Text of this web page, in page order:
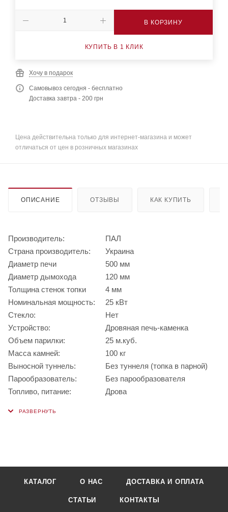
В КОРЗИНУ
КУПИТЬ В 1 КЛИК
Хочу в подарок
Самовывоз сегодня - бесплатно
Доставка завтра - 200 грн
Цена действительна только для интернет-магазина и может
отличаться от цен в розничных магазинах
ОПИСАНИЕ ОТЗЫВЫ КАК КУПИТЬ
Производитель:
ПАЛ
Страна производитель:
Украина
Диаметр печи
500 мм
Диаметр дымохода
120 мм
Толщина стенок топки
4 мм
Номинальная мощность:
25 кВт
Стекло:
Нет
Устройство:
Дровяная печь-каменка
Объем парилки:
25 м.куб.
Масса камней:
100 кг
Выносной туннель:
Без туннеля (топка в парной)
Парообразователь:
Без парообразователя
Топливо, питание:
Дрова
КАТАЛОГ О НАС ДОСТАВКА И ОПЛАТА
СТАТЬИ КОНТАКТЫ